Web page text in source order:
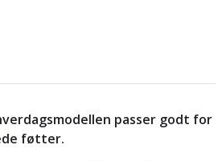
passer godt for
føtter.